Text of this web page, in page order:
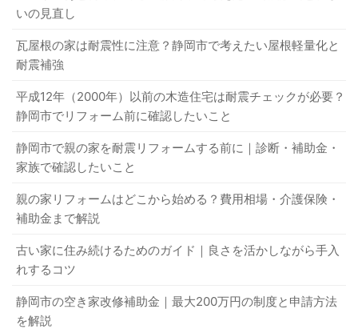
いの見直し
瓦屋根の家は耐震性に注意？静岡市で考えたい屋根軽量化と
耐震補強
平成12年（2000年）以前の木造住宅は耐震チェックが必要？
静岡市でリフォーム前に確認したいこと
静岡市で親の家を耐震リフォームする前に｜診断・補助金・
家族で確認したいこと
親の家リフォームはどこから始める？費用相場・介護保険・
補助金まで解説
古い家に住み続けるためのガイド｜良さを活かしながら手入
れするコツ
静岡市の空き家改修補助金｜最大200万円の制度と申請方法
を解説